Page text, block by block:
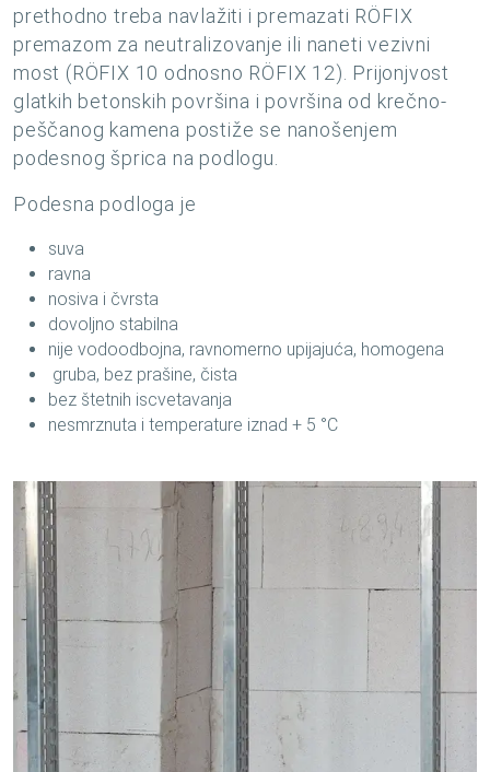
prethodno treba navlažiti i premazati RÖFIX
premazom za neutralizovanje ili naneti vezivni
most (RÖFIX 10 odnosno RÖFIX 12). Prijonjvost
glatkih betonskih površina i površina od krečno-
peščanog kamena postiže se nanošenjem
podesnog šprica na podlogu.
Podesna podloga je
suva
ravna
nosiva i čvrsta
dovoljno stabilna
nije vodoodbojna, ravnomerno upijajuća, homogena
gruba, bez prašine, čista
bez štetnih iscvetavanja
nesmrznuta i temperature iznad + 5 °C